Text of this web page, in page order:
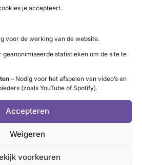
je accepteert.
voor de werking van de website.
geanonimiseerde statistieken om de site te
– Nodig voor het afspelen van video’s en
(zoals YouTube of Spotify).
Accepteren
Weigeren
voorkeuren
leefstijl in richtlijnen
een kip-en-ei-verhaal?
fellow, vrijwilliger SchildklierNL)